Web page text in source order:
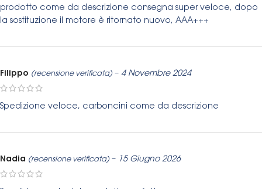
prodotto come da descrizione consegna super veloce, dopo
la sostituzione il motore è ritornato nuovo, AAA+++
Filippo (recensione verificata) – 4 Novembre 2024
Spedizione veloce, carboncini come da descrizione
Nadia (recensione verificata) – 15 Giugno 2026